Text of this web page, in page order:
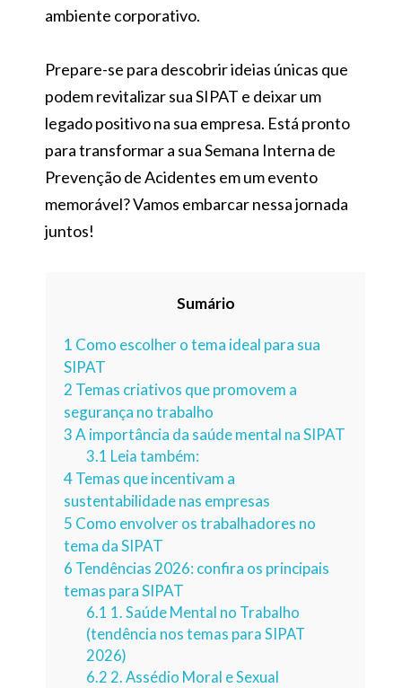
ambiente corporativo.
Prepare-se para descobrir ideias únicas que
podem revitalizar sua SIPAT e deixar um
legado positivo na sua empresa. Está pronto
para transformar a sua Semana Interna de
Prevenção de Acidentes em um evento
memorável? Vamos embarcar nessa jornada
juntos!
Sumário
1 Como escolher o tema ideal para sua
SIPAT
2 Temas criativos que promovem a
segurança no trabalho
3A importância da saúde mental na SIPAT
3.1 Leia também:
4Temas que incentivam a
sustentabilidade nas empresas
5 Como envolver os trabalhadores no
tema da SIPAT
6 Tendências 2026: confira os principais
temas para SIPAT
6.1 1. Saúde Mental no Trabalho
(tendência nos temas para SIPAT
2026)
6.2 2. Assédio Moral e Sexual